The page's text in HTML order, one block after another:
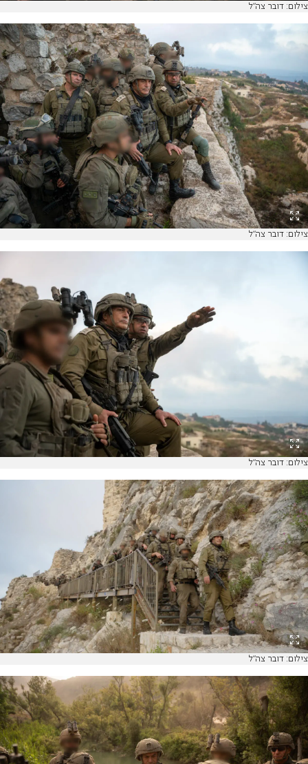
צילום: דובר צה"ל
צילום: דובר צה"ל
צילום: דובר צה"ל
צילום: דובר צה"ל